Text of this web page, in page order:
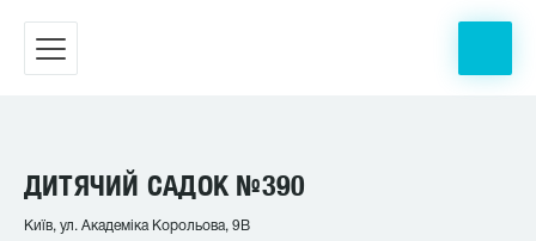
ДИТЯЧИЙ САДОК №390
Київ, ул. Академіка Корольова, 9В